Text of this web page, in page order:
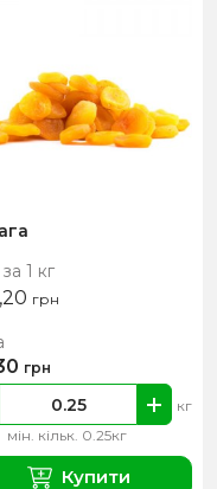
1 кг
грн
мін. кільк. 0.25кг
кг
грн
Купити